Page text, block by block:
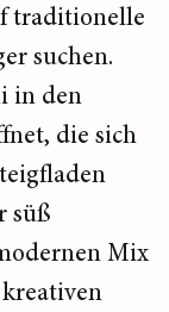
traditionelle
suchen.
in den
die sich
süß
Mix